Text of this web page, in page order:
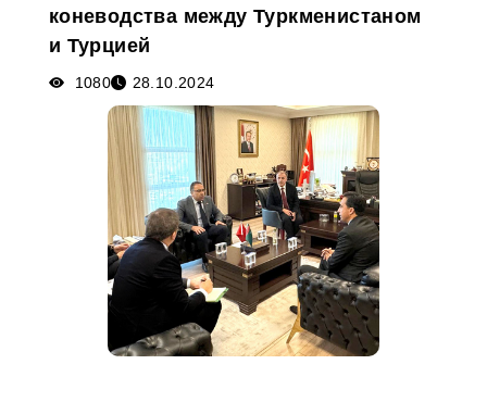
Афишаконеводства между Туркменистаном
и Турцией
1080 28.10.2024